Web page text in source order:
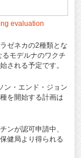
evaluation
ゼネカの2種類とな
モデルナのワクチ
される予定です。
ン・エンド・ジョン
を開始する計画は
ンが認可申請中、
健局より得られる